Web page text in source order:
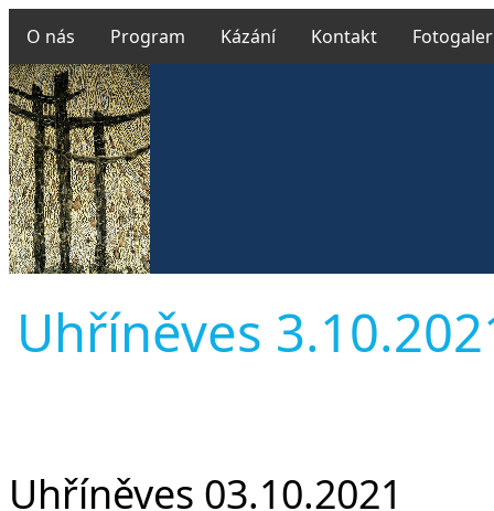
O nás Program Kázání Kontakt
Uhříněves
Uhříněves 03.10.2021